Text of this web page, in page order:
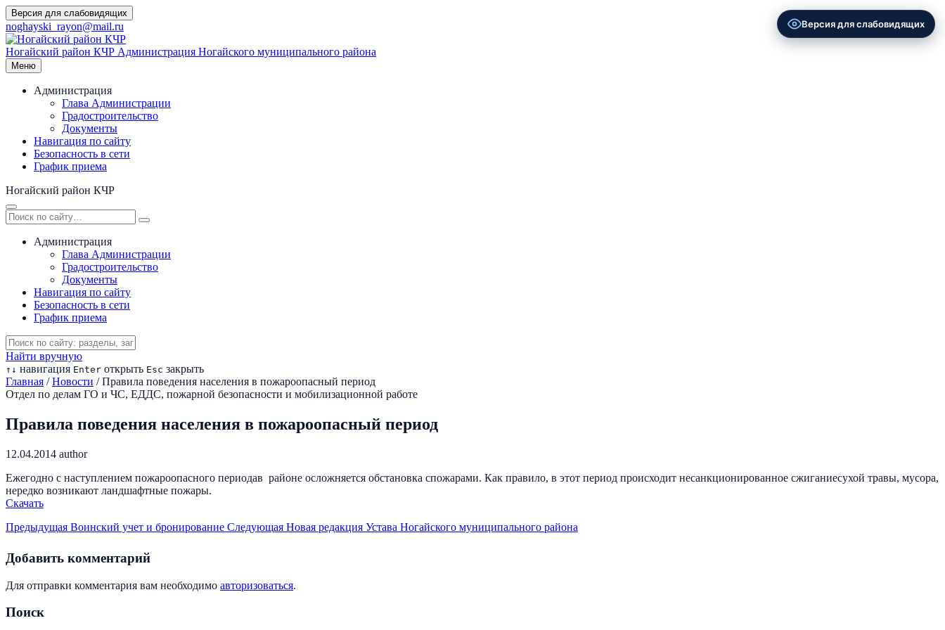
Перейти
к
содержимому
Версия для слабовидящих
noghayski_rayon@mail.ru
Ногайский район КЧР Администрация Ногайского муниципального района
Меню
Администрация
Глава Администрации
Градостроительство
Документы
Навигация по сайту
Безопасность в сети
График приема
Ногайский район КЧР
Администрация
Глава Администрации
Градостроительство
Документы
Навигация по сайту
Безопасность в сети
График приема
Найти вручную
↑ ↓ навигация Enter открыть Esc закрыть
Главная / Новости / Правила поведения населения в пожароопасный период
Отдел по делам ГО и ЧС, ЕДДС, пожарной безопасности и мобилизационной работе
Правила поведения населения в пожароопасный период
12.04.2014 author
Ежегодно с наступлением пожароопасного периодав районе осложняется обстановка спожарами. Как правило, в этот период происходит несанкционированное сжиганиесухой травы, мусора,
нередко возникают ландшафтные пожары.
Скачать
Предыдущая Воинский учет и бронирование Следующая Новая редакция Устава Ногайского муниципального района
Добавить комментарий
Для отправки комментария вам необходимо авторизоваться.
Поиск
Версия для слабовидящих